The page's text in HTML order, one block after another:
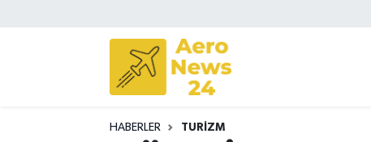
HABERLER TURIZM
Sivil Havacılık